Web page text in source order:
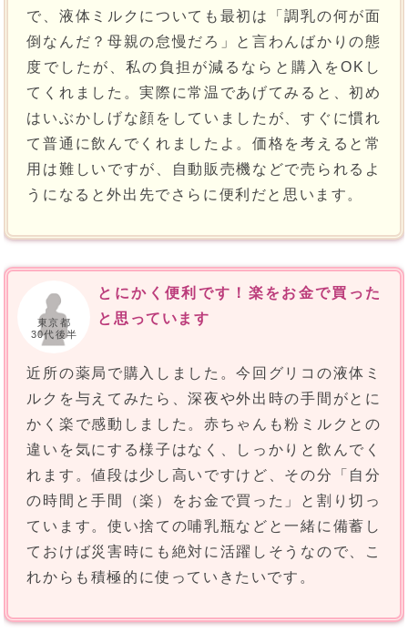
で、液体ミルクについても最初は「調乳の何が面
倒なんだ？母親の怠慢だろ」と言わんばかりの態
度でしたが、私の負担が減るならと購入をOKし
てくれました。実際に常温であげてみると、初め
はいぶかしげな顔をしていましたが、すぐに慣れ
て普通に飲んでくれましたよ。価格を考えると常
用は難しいですが、自動販売機などで売られるよ
うになると外出先でさらに便利だと思います。
東京都
30代後半
とにかく便利です！楽をお金で買った
と思っています
近所の薬局で購入しました。今回グリコの液体ミ
ルクを与えてみたら、深夜や外出時の手間がとに
かく楽で感動しました。赤ちゃんも粉ミルクとの
違いを気にする様子はなく、しっかりと飲んでく
れます。値段は少し高いですけど、その分「自分
の時間と手間（楽）をお金で買った」と割り切っ
ています。使い捨ての哺乳瓶などと一緒に備蓄し
ておけば災害時にも絶対に活躍しそうなので、こ
れからも積極的に使っていきたいです。